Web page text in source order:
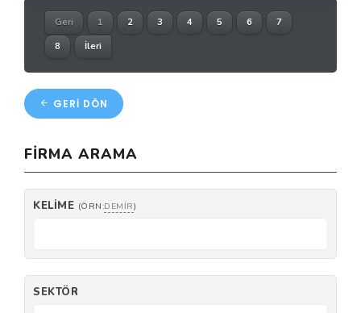
Geri 1 2 3 4 5 6
7
8
İleri
GERI DÖN
FIRMA ARAMA
KELIME (ÖRN:DEMIR)
SEKTÖR